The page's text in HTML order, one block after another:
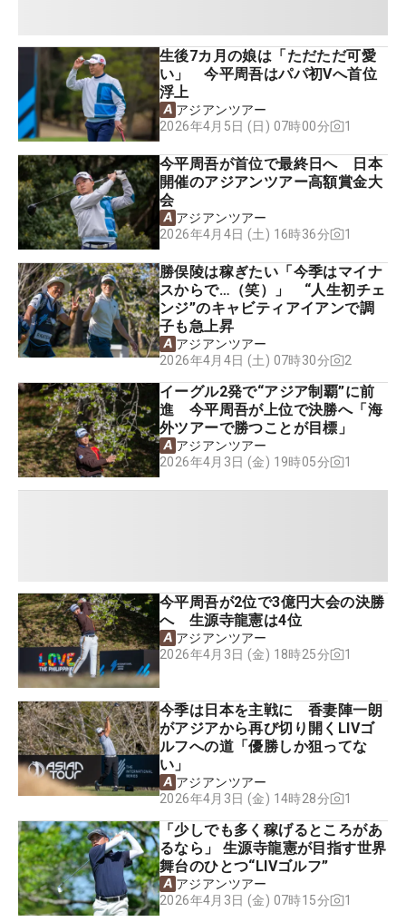
生後7カ月の娘は「ただただ可愛
い」 今平周吾はパパ初Vへ首位
浮上
アジアンツアー
2026年4月5日 (日) 07時00分
1
今平周吾が首位で最終日へ 日本
開催のアジアンツアー高額賞金大
会
アジアンツアー
2026年4月4日 (土) 16時36分
1
勝俣陵は稼ぎたい「今季はマイナ
スからで…（笑）」 “人生初チェ
ンジ”のキャビティアイアンで調
子も急上昇
アジアンツアー
2026年4月4日 (土) 07時30分
2
イーグル2発で“アジア制覇”に前
進 今平周吾が上位で決勝へ「海
外ツアーで勝つことが目標」
アジアンツアー
2026年4月3日 (金) 19時05分
1
今平周吾が2位で3億円大会の決勝
へ 生源寺龍憲は4位
アジアンツアー
2026年4月3日 (金) 18時25分
1
今季は日本を主戦に 香妻陣一朗
がアジアから再び切り開くLIVゴ
ルフへの道「優勝しか狙ってな
い」
アジアンツアー
2026年4月3日 (金) 14時28分
1
「少しでも多く稼げるところがあ
るなら」 生源寺龍憲が目指す世界
舞台のひとつ“LIVゴルフ”
アジアンツアー
2026年4月3日 (金) 07時15分
1